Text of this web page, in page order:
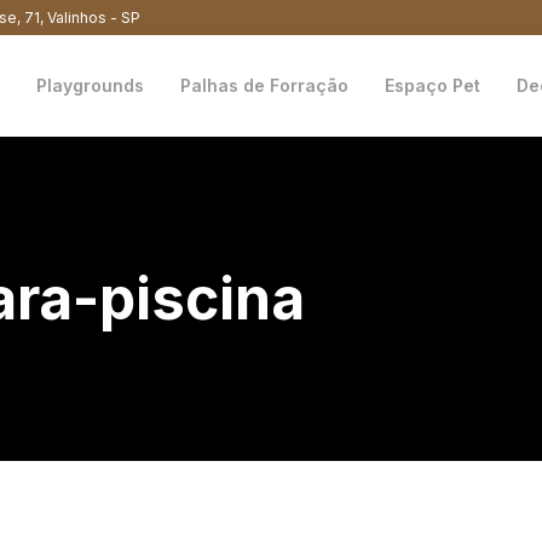
71, Valinhos - SP
Playgrounds Palhas de Forração Espaço Pet
piscina